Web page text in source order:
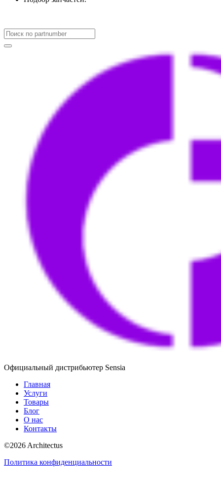
Официальный дистрибьютер Sensia
Главная
Услуги
Товары
Блог
О нас
Контакты
©2026 Architectus
Политика конфиденциальности